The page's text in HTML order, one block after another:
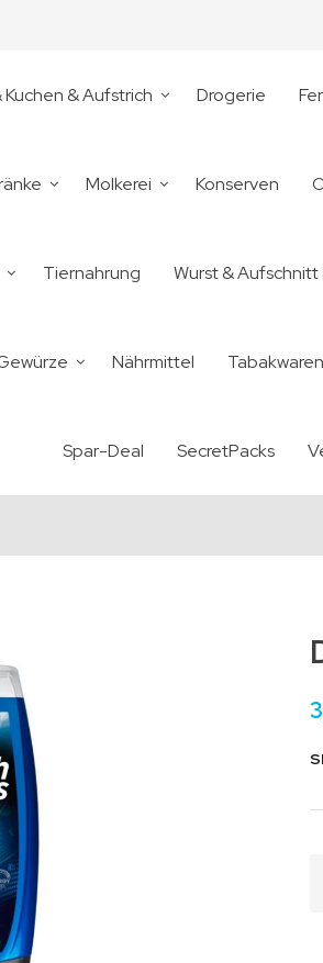
& Aufstrich Drogerie
Molkerei Konserven
Tiernahrung Wurst & Aufschnitt
Nährmittel
Spar-Deal SecretPacks